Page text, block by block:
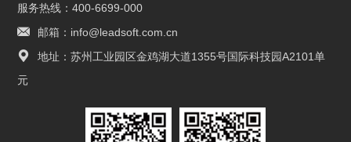
服务热线：400-6699-000
邮箱：info@leadsoft.com.cn
地址：苏州工业园区金鸡湖大道1355号国际科技园A2101单
元